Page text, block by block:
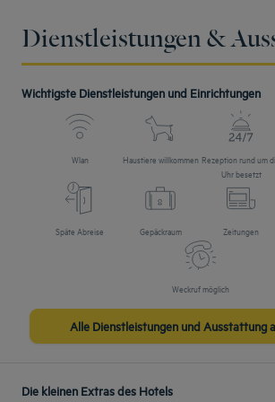
Dienstleistungen &
Wichtigste Dienstleistungen und Einrichtungen
Wlan Haustiere willkommen Rezeption rund um
Uhr besetzt
Späte Abreise Gepäckraum Zeitungen
Weckruf möglich
Alle Dienstleistungen und Ausstattung
Die kleinen Extras des Hotels